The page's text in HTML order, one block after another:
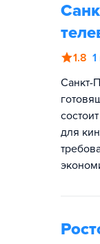
1.8 1
Санкт-
для